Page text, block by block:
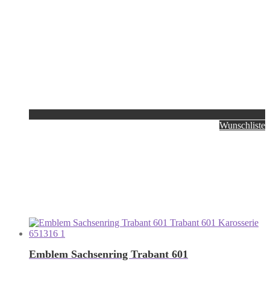
Wunschliste
Emblem Sachsenring Trabant 601